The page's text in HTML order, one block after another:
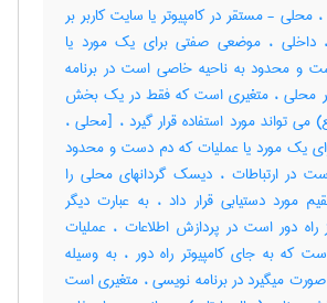
- مستقر در کامپیوتر یا سایت کاربر بر
خلاف remote ، داخلی ، موضعی صفتی برای یک مورد یا
و محدود به ناحیه خاصی است در برنامه
محلی ، متغیری است که فقط در یک بخش
می تواند مورد استفاده قرار گیرد ، [محلی ،
یک مورد یا عملیات که دم دست و محدود
در ارتباطات ، دیسک گردانهای محلی را
مورد دستیابی قرار داد ، به عبارت دیگر
دور است در پردازش اطلاعات ، عملیات
که به جای کامپیوتر راه دور ، به وسیله
میگیرد در برنامه نویسی ، متغیری است